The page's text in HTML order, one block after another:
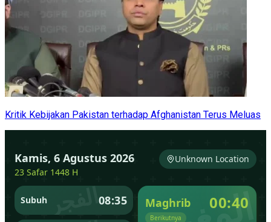
Kritik Kebijakan Pakistan terhadap Afghanistan Terus Meluas